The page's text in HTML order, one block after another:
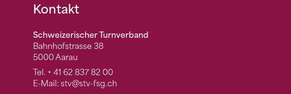
Fusszeile
Kontakt
Schweizerischer Turnverband
Bahnhofstrasse 38
5000 Aarau
Tel. + 41 62 837 82 00
E-Mail: stv@stv-fsg.ch